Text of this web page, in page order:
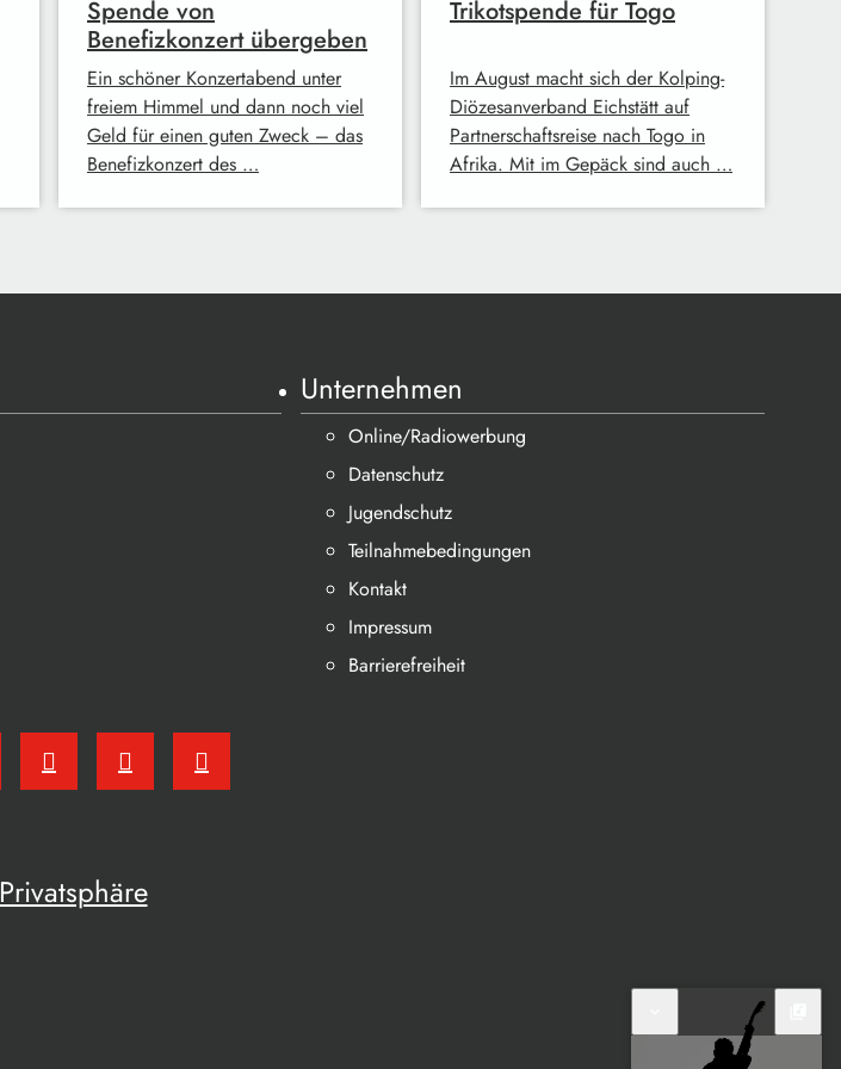
Spende von
Benefizkonzert übergeben
Ein schöner Konzertabend unter
freiem Himmel und dann noch viel
Geld für einen guten Zweck – das
Benefizkonzert des …
Trikotspende für Togo
Im August macht sich der Kolping-
Diözesanverband Eichstätt auf
Partnerschaftsreise nach Togo in
Afrika. Mit im Gepäck sind auch …
Unternehmen
Online/Radiowerbung
Datenschutz
Jugendschutz
Teilnahmebedingungen
Kontakt
Impressum
Barrierefreiheit
Privatsphäre